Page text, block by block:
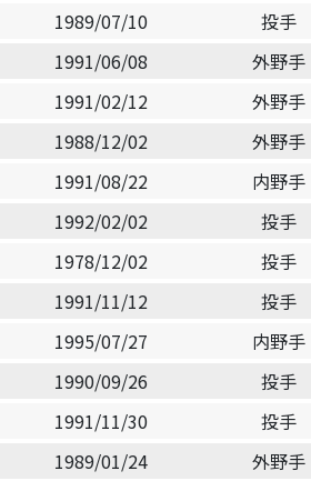
1989/07/10 投手
1991/06/08 外野手
1991/02/12 外野手
1988/12/02 外野手
1991/08/22 内野手
1992/02/02 投手
1978/12/02 投手
1991/11/12 投手
1995/07/27 内野手
1990/09/26 投手
1991/11/30 投手
1989/01/24 外野手